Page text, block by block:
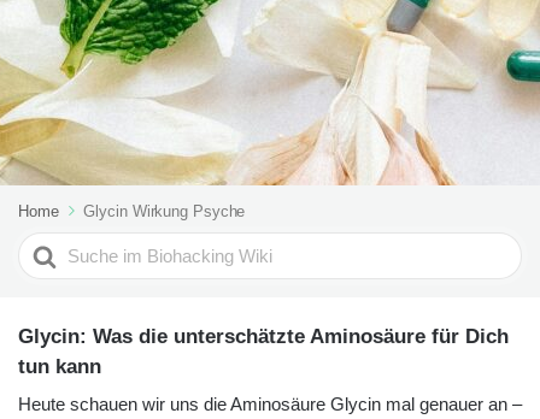
Home Glycin Wirkung Psyche
Search
For
Glycin: Was die unterschätzte Aminosäure für Dich
tun kann
Heute schauen wir uns die Aminosäure Glycin mal genauer an –